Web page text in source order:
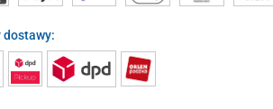
dostawy: